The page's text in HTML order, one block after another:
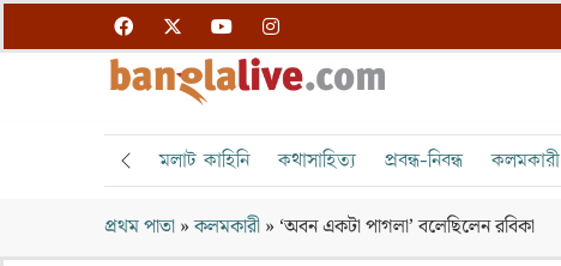
মলাট কাহিনি কথাসাহিত্য প্রবন্ধ-নিবন্ধ কলমকারী
প্রথম পাতা »কলমকারী » ‘অবন একটা পাগলা’ বলেছিলেন রবিকা